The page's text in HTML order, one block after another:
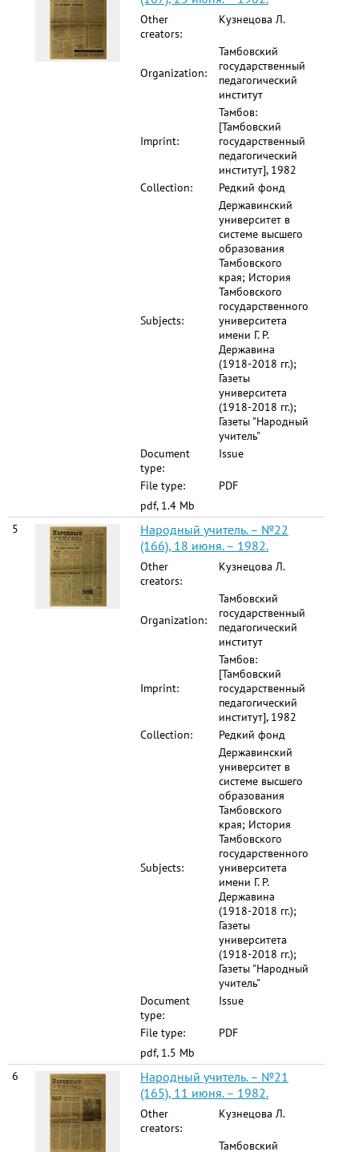
Other
creators:
Кузнецова Л.
Organization:
Тамбовский
государственный
педагогический
институт
Imprint:
Тамбов:
[Тамбовский
государственный
педагогический
институт], 1982
Collection:
Редкий фонд
Subjects:
Державинский
университет в
системе высшего
образования
Тамбовского
края; История
Тамбовского
государственного
университета
имени Г. Р.
Державина
(1918-2018 гг.);
Газеты
университета
(1918-2018 гг.);
Газеты "Народный
учитель"
Document
type:
Issue
File type:
PDF
pdf, 1.4 Mb
5
Народный учитель. – №22
(166), 18 июня. – 1982.
Other
creators:
Кузнецова Л.
Organization:
Тамбовский
государственный
педагогический
институт
Imprint:
Тамбов:
[Тамбовский
государственный
педагогический
институт], 1982
Collection:
Редкий фонд
Subjects:
Державинский
университет в
системе высшего
образования
Тамбовского
края; История
Тамбовского
государственного
университета
имени Г. Р.
Державина
(1918-2018 гг.);
Газеты
университета
(1918-2018 гг.);
Газеты "Народный
учитель"
Document
type:
Issue
File type:
PDF
pdf, 1.5 Mb
6
Народный учитель. – №21
(165), 11 июня. – 1982.
Other
creators:
Кузнецова Л.
Тамбовский